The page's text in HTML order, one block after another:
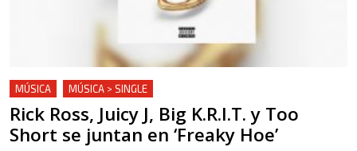
MÚSICA MÚSICA > SINGLE
Rick Ross, Juicy J, Big K.R.I.T. y Too
Short se juntan en ‘Freaky Hoe’